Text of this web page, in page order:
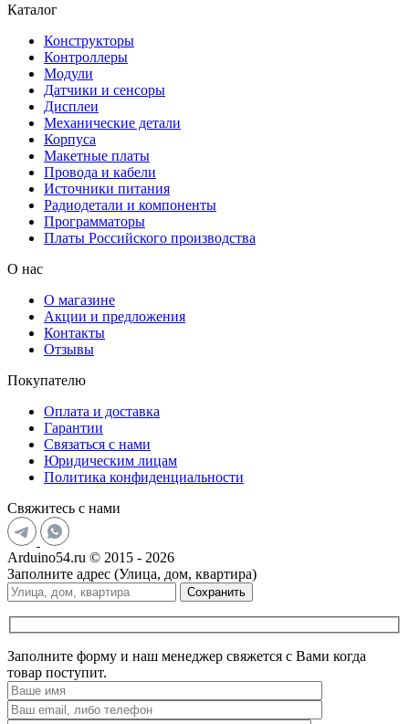
Каталог
Конструкторы
Контроллеры
Модули
Датчики и сенсоры
Дисплеи
Механические детали
Корпуса
Макетные платы
Провода и кабели
Источники питания
Радиодетали и компоненты
Программаторы
Платы Российского производства
О нас
О магазине
Акции и предложения
Контакты
Отзывы
Покупателю
Оплата и доставка
Гарантии
Связаться с нами
Юридическим лицам
Политика конфиденциальности
Свяжитесь с нами
Arduino54.ru © 2015 - 2026
Заполните адрес (Улица, дом, квартира)
Сохранить
Заполните форму и наш менеджер свяжется с Вами когда
товар поступит.